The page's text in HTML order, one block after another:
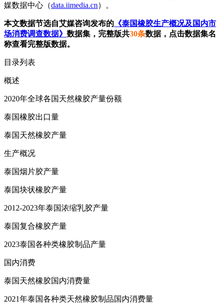
媒数据中心（data.iimedia.cn）。
本文数据节选自艾媒咨询发布的 《泰国橡胶生产概况及国内市
场消费调查数据》 数据集，完整版共30条数据，点击数据集名
称查看完整版数据。
目录列表
概述
2020年全球各国天然橡胶产量份额
泰国橡胶出口量
泰国天然橡胶产量
生产概况
泰国烟片胶产量
泰国块状橡胶产量
2012-2023年泰国浓缩乳胶产量
泰国复合橡胶产量
2023泰国各种类橡胶制品产量
国内消费
泰国天然橡胶国内消费量
2021年泰国各种类天然橡胶制品国内消费量